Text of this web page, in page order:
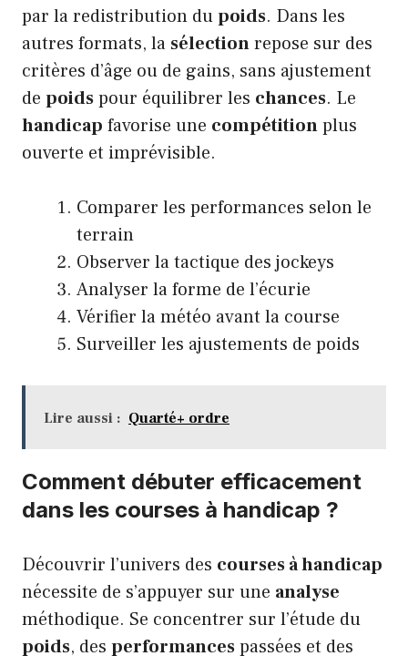
par la redistribution dupoids. Dans les
autres formats, la sélectionrepose sur des
critères d’âge ou de gains, sans ajustement
de poidspour équilibrer les chances. Le
handicap favorise une compétitionplus
ouverte et imprévisible.
Comparer les performances selon le
terrain
Observer la tactique des jockeys
Analyser la forme de l’écurie
Vérifier la météo avant la course
Surveiller les ajustements de poids
Lire aussi : Quarté+ ordre
Comment débuter efficacement
dans les courses à handicap ?
Découvrir l’univers des courses à handicap
nécessite de s’appuyer sur une analyse
méthodique. Se concentrer sur l’étude du
poids, des performancespassées et des